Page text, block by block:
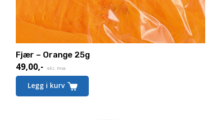
Fjær – Orange 25g
49,00,- eks. mva.
Legg i kurv